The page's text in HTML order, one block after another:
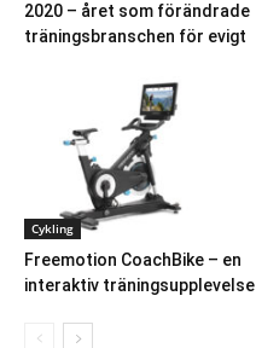
2020 – året som förändrade
träningsbranschen för evigt
Cykling
Freemotion CoachBike – en
interaktiv träningsupplevelse